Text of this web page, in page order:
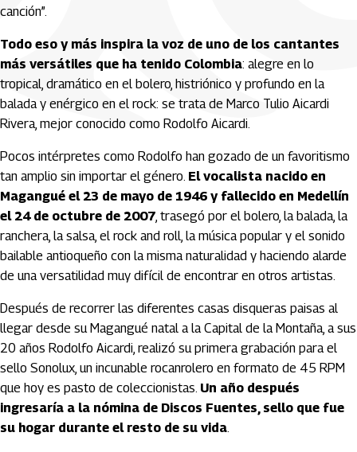
canción”.
Todo eso y más inspira la voz de uno de los cantantes
más versátiles que ha tenido Colombia: alegre en lo
tropical, dramático en el bolero, histriónico y profundo en la
balada y enérgico en el rock: se trata de Marco Tulio Aicardi
Rivera, mejor conocido como Rodolfo Aicardi.
Pocos intérpretes como Rodolfo han gozado de un favoritismo
tan amplio sin importar el género. El vocalista nacido en
Magangué el 23 de mayo de 1946 y fallecido en Medellín
el 24 de octubre de 2007, trasegó por el bolero, la balada, la
ranchera, la salsa, el rock and roll, la música popular y el sonido
bailable antioqueño con la misma naturalidad y haciendo alarde
de una versatilidad muy difícil de encontrar en otros artistas.
Después de recorrer las diferentes casas disqueras paisas al
llegar desde su Magangué natal a la Capital de la Montaña, a sus
20 años Rodolfo Aicardi, realizó su primera grabación para el
sello Sonolux, un incunable rocanrolero en formato de 45 RPM
que hoy es pasto de coleccionistas. Un año después
ingresaría a la nómina de Discos Fuentes, sello que fue
su hogar durante el resto de su vida.